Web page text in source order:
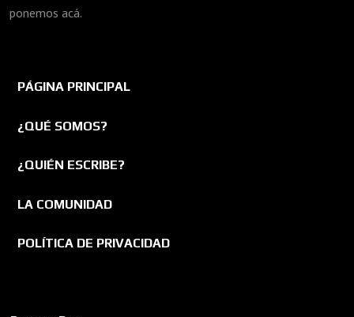
ponemos acá.
PÁGINA PRINCIPAL
¿QUÉ SOMOS?
¿QUIÉN ESCRIBE?
LA COMUNIDAD
POLÍTICA DE PRIVACIDAD